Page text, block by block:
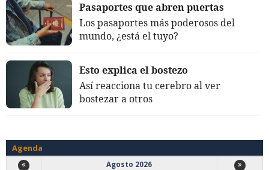
Pasaportes que abren puertas
Los pasaportes más poderosos del
mundo, ¿está el tuyo?
Esto explica el bostezo
Así reacciona tu cerebro al ver
bostezar a otros
Agenda
Agosto 2026